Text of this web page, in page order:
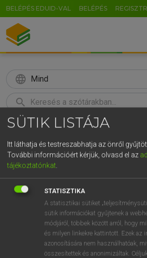
BELÉPÉS EDUID-VAL BELÉPÉS
language Mind
search
KERESÉS
Európai uniós terminológiai
VAN
Van előfizetésem a teljes szócikk
SÜTIK LISTÁJA
Itt láthatja és testreszabhatja az önről
További információért kérjük, olvasd el az
tájékoztatónkat.
STATISZTIKA
A statisztikai sütiket
sütik információkat gyűjtenek a
módjáról, többek között arról, hogy
és milyen linkekre kattintott. Ezek az
azonosítására nem használhatóak,
összesítettek és anonimizáltak.
GR
t z u i o
g h j k l é á
n m , .